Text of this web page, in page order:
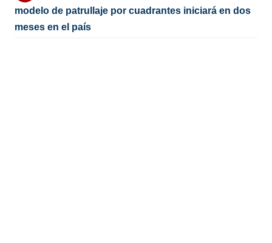
modelo de patrullaje por cuadrantes iniciará en dos
meses en el país